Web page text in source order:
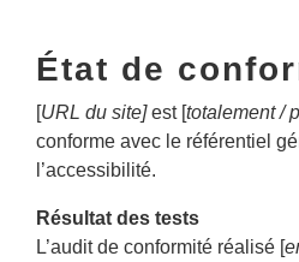
État de
[URL du site]est [totalement /
conforme avec le référentiel
l’accessibilité.
Résultat des tests
L’audit de conformité réalisé [